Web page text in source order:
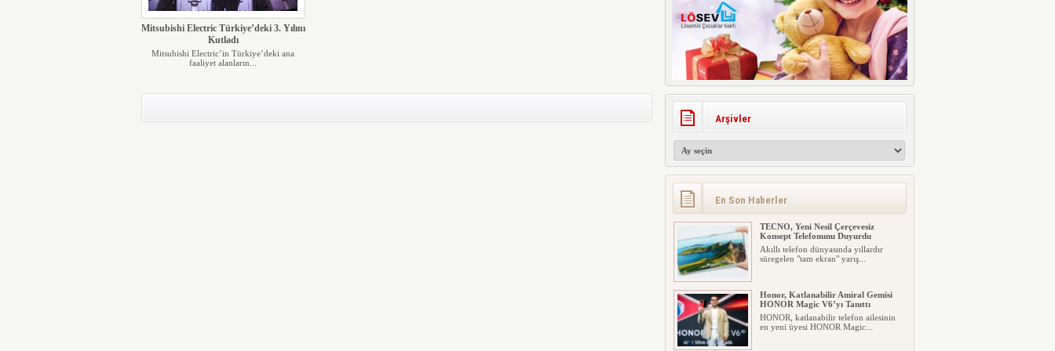
Mitsubishi Electric Türkiye’deki 3. Yılını
Kutladı
Mitsubishi Electric’in Türkiye’deki ana
faaliyet alanların...
Arşivler
En Son Haberler
TECNO, Yeni Nesil Çerçevesiz
Konsept Telefonunu Duyurdu
Akıllı telefon dünyasında yıllardır
süregelen "tam ekran" yarış...
Honor, Katlanabilir Amiral Gemisi
HONOR Magic V6’yı Tanıttı
HONOR, katlanabilir telefon ailesinin
en yeni üyesi HONOR Magic...